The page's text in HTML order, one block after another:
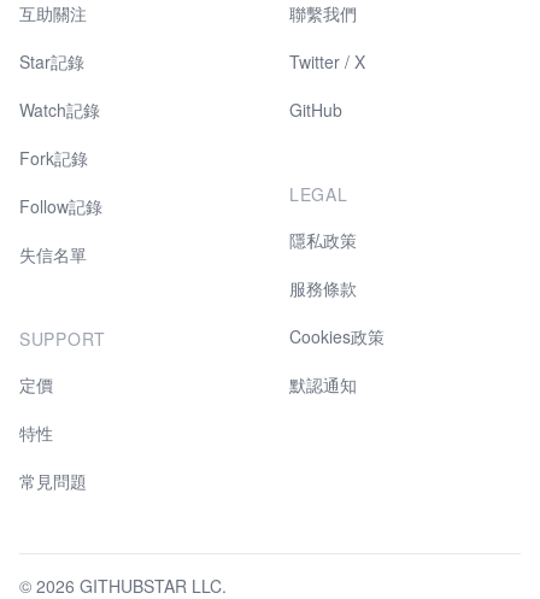
互助關注
Star記錄
Watch記錄
Fork記錄
Follow記錄
失信名單
SUPPORT
定價
特性
常見問題
聯繫我們
Twitter / X
GitHub
LEGAL
隱私政策
服務條款
Cookies政策
默認通知
© 2026 GITHUBSTAR LLC.